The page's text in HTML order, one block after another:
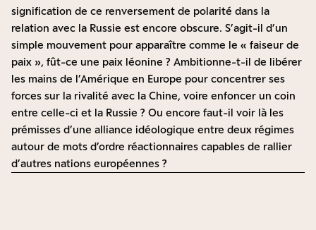
signification de ce renversement de polarité dans la
relation avec la Russie est encore obscure. S’agit-il d’un
simple mouvement pour apparaître comme le « faiseur de
paix », fût-ce une paix léonine ? Ambitionne-t-il de libérer
les mains de l’Amérique en Europe pour concentrer ses
forces sur la rivalité avec la Chine, voire enfoncer un coin
entre celle-ci et la Russie ? Ou encore faut-il voir là les
prémisses d’une alliance idéologique entre deux régimes
autour de mots d’ordre réactionnaires capables de rallier
d’autres nations européennes ?